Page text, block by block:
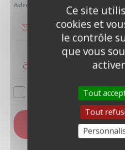
Adresse e-mail
Se souvenir de moi
Ce site
cookies et
le contrôle
que vous
activer
Tout
Tout